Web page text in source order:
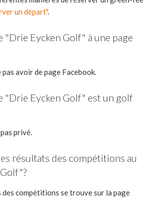
un départ".
"Drie Eycken Golf" à une page
avoir de page Facebook.
"Drie Eycken Golf" est un golf
privé.
résultats des compétitions au
des compétitions se trouve sur la page